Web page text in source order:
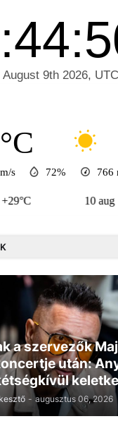
s 72% 766
a szervezők
után:
- augusztus 06, 2026